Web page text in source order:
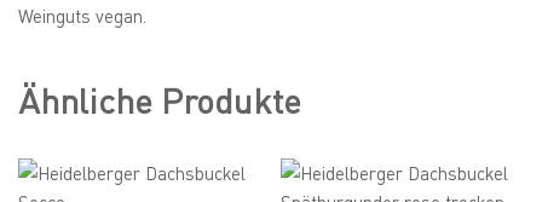
Weinguts vegan.
Ähnliche Produkte